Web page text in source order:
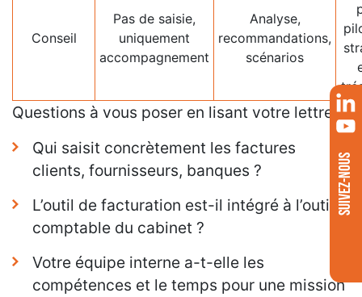
Conseil
Pas de saisie,
uniquement
accompagnement
Analyse,
recommandations,
scénarios
Questions à vous poser en lisant votre lettre :
Qui saisit concrètement les factures
clients, fournisseurs, banques ?
L’outil de facturation est-il intégré à l’outil
comptable du cabinet ?
Votre équipe interne a-t-elle les
compétences et le temps pour une mission
SUIVEZ-NOUS